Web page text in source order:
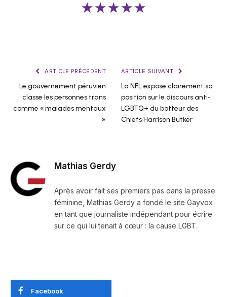
★★★★★
ARTICLE PRÉCÉDENT
Le gouvernement péruvien
classe les personnes trans
comme « malades mentaux
»
ARTICLE SUIVANT
La NFL expose clairement sa
position sur le discours anti-
LGBTQ+ du botteur des
Chiefs Harrison Butker
Mathias Gerdy
Après avoir fait ses premiers pas dans la presse
féminine, Mathias Gerdy a fondé le site Gayvox
en tant que journaliste indépendant pour écrire
sur ce qui lui tenait à cœur : la cause LGBT.
Facebook